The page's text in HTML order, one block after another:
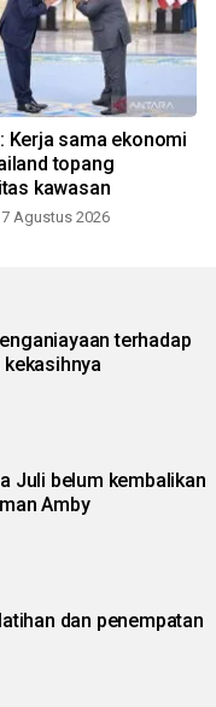
Kerja sama ekonomi
topang
kawasan
Agustus 2026
terhadap
Juli belum kembalikan
Amby
dan penempatan